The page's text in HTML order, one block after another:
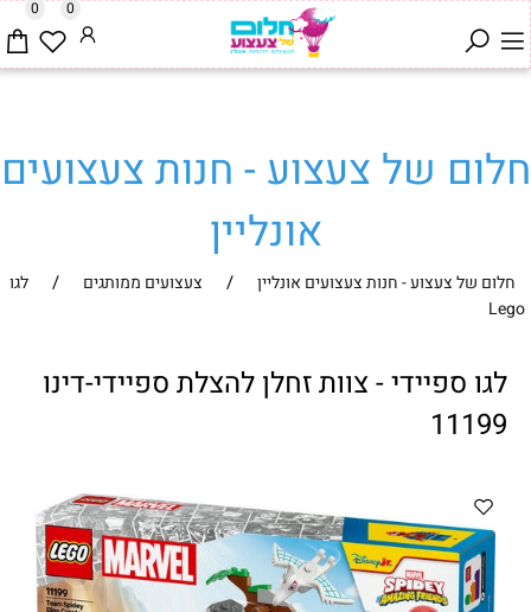
0 0
חלום של צעצוע - חנות צעצועים
אונליין
חלום של צעצוע - חנות צעצועים אונליין / צעצועים ממותגים /
לגו
Lego
לגו ספיידי - צוות זחלן להצלת ספיידי-דינו
11199